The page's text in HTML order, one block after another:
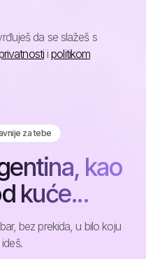
da se slažeš s
ipolitikom
za tebe
kao
kuće...
bez prekida, u bilo koju